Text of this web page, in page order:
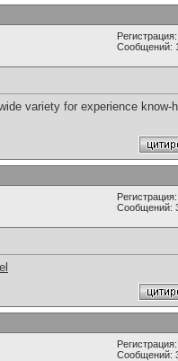
Сообщений:
variety for experience know-
Сообщений:
Сообщений: